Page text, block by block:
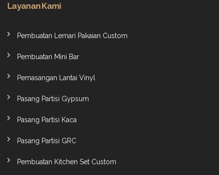
Layanan Kami
Pembuatan Lemari Pakaian Custom
Pembuatan Mini Bar
Pemasangan Lantai Vinyl
Pasang Partisi Gypsum
Pasang Partisi Kaca
Pasang Partisi GRC
Pembuatan Kitchen Set Custom